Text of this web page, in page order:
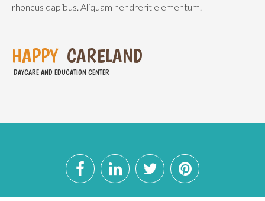
rhoncus dapibus. Aliquam hendrerit elementum.
HAPPY CARELAND
DAYCARE AND EDUCATION CENTER